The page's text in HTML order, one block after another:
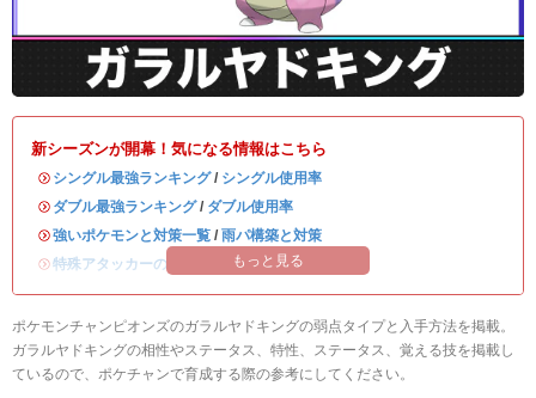
新シーズンが開幕！気になる情報はこちら
・ シングル最強ランキング/ シングル使用率
・ ダブル最強ランキング/ ダブル使用率
・強いポケモンと対策一覧 / 雨パ構築と対策
・特殊アタッカーのおすすめランキング
もっと見る
ポケモンチャンピオンズのガラルヤドキングの弱点タイプと入手方法を掲載。
ガラルヤドキングの相性やステータス、特性、ステータス、覚える技を掲載し
ているので、ポケチャンで育成する際の参考にしてください。